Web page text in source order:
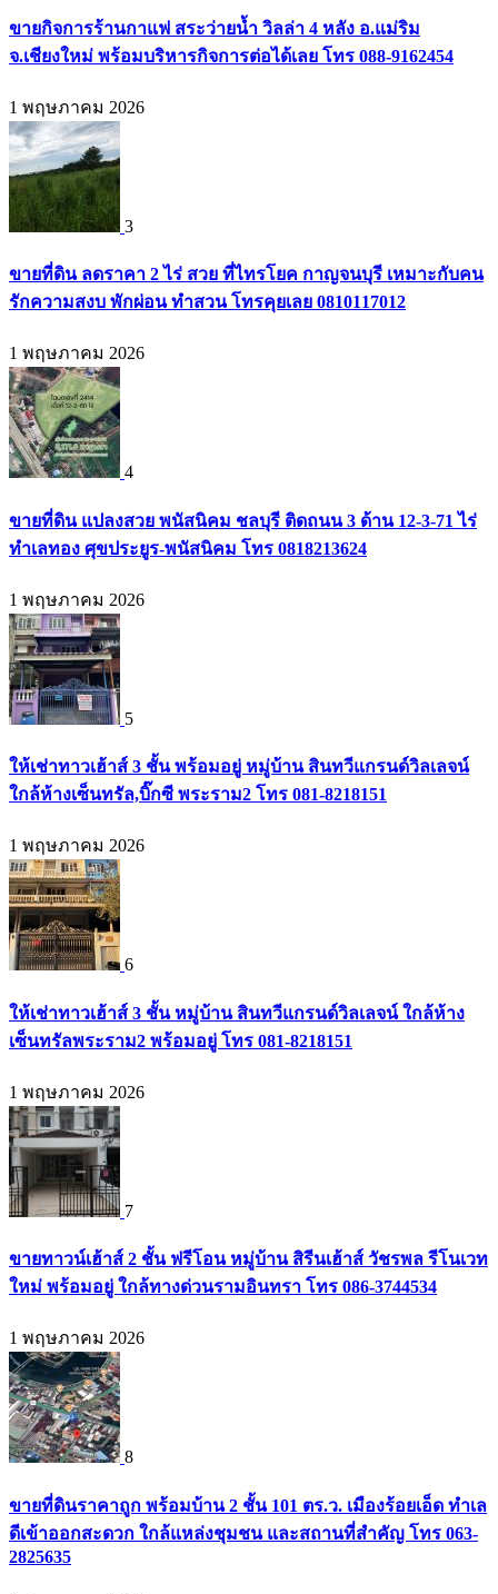
ขายกิจการร้านกาแฟ สระว่ายน้ำ วิลล่า 4 หลัง อ.แม่ริม
จ.เชียงใหม่ พร้อมบริหารกิจการต่อได้เลย โทร 088-9162454
1 พฤษภาคม 2026
3
ขายที่ดิน ลดราคา 2 ไร่ สวย ที่ไทรโยค กาญจนบุรี เหมาะกับคน
รักความสงบ พักผ่อน ทำสวน โทรคุยเลย 0810117012
1 พฤษภาคม 2026
4
ขายที่ดิน แปลงสวย พนัสนิคม ชลบุรี ติดถนน 3 ด้าน 12-3-71 ไร่
ทำเลทอง ศุขประยูร-พนัสนิคม โทร 0818213624
1 พฤษภาคม 2026
5
ให้เช่าทาวเฮ้าส์ 3 ชั้น พร้อมอยู่ หมู่บ้าน สินทวีแกรนด์วิลเลจน์
ใกล้ห้างเซ็นทรัล,บิ๊กซี พระราม2 โทร 081-8218151
1 พฤษภาคม 2026
6
ให้เช่าทาวเฮ้าส์ 3 ชั้น หมู่บ้าน สินทวีแกรนด์วิลเลจน์ ใกล้ห้าง
เซ็นทรัลพระราม2 พร้อมอยู่ โทร 081-8218151
1 พฤษภาคม 2026
7
ขายทาวน์เฮ้าส์ 2 ชั้น ฟรีโอน หมู่บ้าน สิรีนเฮ้าส์ วัชรพล รีโนเวท
ใหม่ พร้อมอยู่ ใกล้ทางด่วนรามอินทรา โทร 086-3744534
1 พฤษภาคม 2026
8
ขายที่ดินราคาถูก พร้อมบ้าน 2 ชั้น 101 ตร.ว. เมืองร้อยเอ็ด ทำเล
ดีเข้าออกสะดวก ใกล้แหล่งชุมชน และสถานที่สำคัญ โทร 063-
2825635